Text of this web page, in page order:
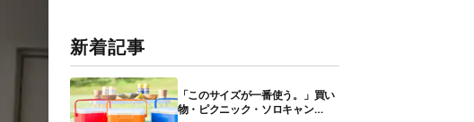
新着記事
「このサイズが一番使う。」買い
物・ピクニック・ソロキャン